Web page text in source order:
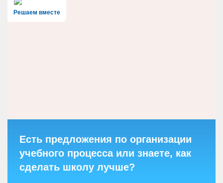
Решаем вместе
Есть предложения по организации
учебного процесса или знаете, как
сделать школу лучше?